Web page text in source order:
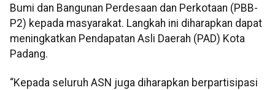
Bumi dan Bangunan Perdesaan dan Perkotaan (PBB-
P2) kepada masyarakat. Langkah ini diharapkan dapat
meningkatkan Pendapatan Asli Daerah (PAD) Kota
Padang.
“Kepada seluruh ASN juga diharapkan berpartisipasi